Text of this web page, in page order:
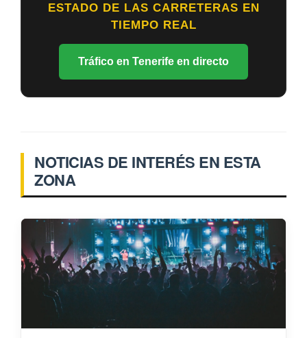
ESTADO DE LAS CARRETERAS EN
TIEMPO REAL
Tráfico en Tenerife en directo
NOTICIAS DE INTERÉS EN ESTA
ZONA